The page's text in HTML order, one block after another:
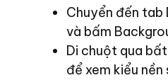
Chuyển đến tab
và bấm
Di chuột qua
để xem kiểu